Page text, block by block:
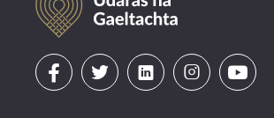
VisitVisitVisitVisitVisit